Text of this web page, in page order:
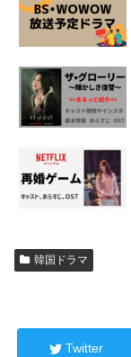
韓国ドラマ
Twitter